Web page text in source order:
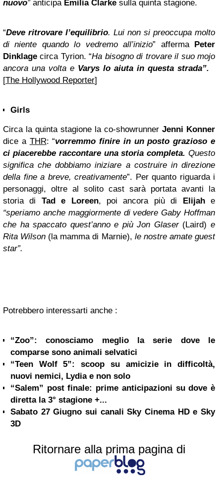
nuovo” anticipa Emilia Clarke sulla quinta stagione.
“Deve ritrovare l’equilibrio. Lui non si preoccupa molto
di niente quando lo vedremo all’inizio” afferma Peter
Dinklage circa Tyrion. “Ha bisogno di trovare il suo mojo
ancora una volta e Varys lo aiuta in questa strada”.
[The Hollywood Reporter]
Girls
Circa la quinta stagione la co-showrunner Jenni Konner
dice a THR: “vorremmo finire in un posto grazioso e
ci piacerebbe raccontare una storia completa. Questo
significa che dobbiamo iniziare a costruire in direzione
della fine a breve, creativamente”. Per quanto riguarda i
personaggi, oltre al solito cast sarà portata avanti la
storia di Tad e Loreen, poi ancora più di Elijahe
“speriamo anche maggiormente di vedere Gaby Hoffman
che ha spaccato quest’anno e più Jon Glaser (Laird)e
Rita Wilson (la mamma di Marnie), le nostre amate guest
star”.
Potrebbero interessarti anche :
“Zoo”: conosciamo meglio la serie dove le
comparse sono animali selvatici
“Teen Wolf 5”: scoop su amicizie in difficoltà,
nuovi nemici, Lydia e non solo
“Salem” post finale: prime anticipazioni su dove è
diretta la 3° stagione +...
Sabato 27 Giugno sui canali Sky Cinema HD e Sky
3D
Ritornare alla prima pagina di